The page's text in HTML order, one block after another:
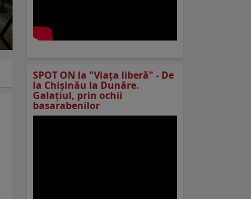
SPOT ON la "Viaţa liberă" - De
la Chișinău la Dunăre.
Galațiul, prin ochii
basarabenilor